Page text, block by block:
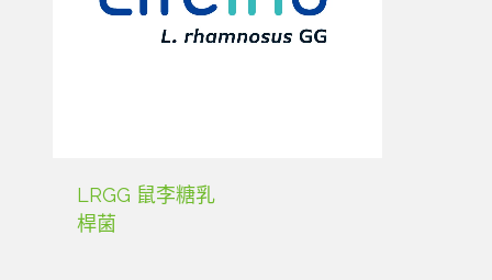
LRGG 鼠李糖乳
桿菌